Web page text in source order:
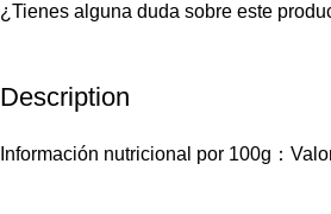
¿Tienes alguna duda sobre este
Description
Información nutricional por 100g：